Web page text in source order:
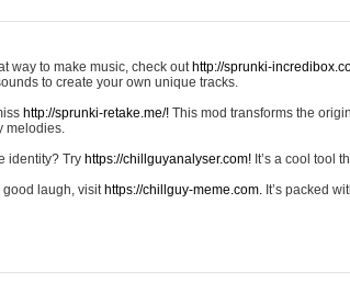
way to make music, check out http://sprunki-
to create your own unique tracks.
http://sprunki-retake.me/! This mod transforms the
melodies.
identity? Try https://chillguyanalyser.com! It’s a cool tool
good laugh, visit https://chillguy-meme.com. It’s packed